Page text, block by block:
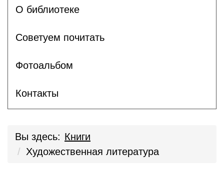
О библиотеке
Советуем почитать
Фотоальбом
Контакты
Вы здесь: Книги
Художественная литература